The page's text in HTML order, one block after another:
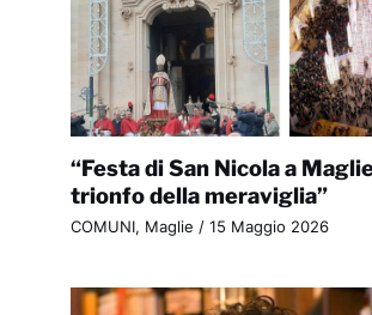
“Festa di San Nicola a
trionfo della meraviglia”
COMUNI, Maglie / 15 Maggio 2026